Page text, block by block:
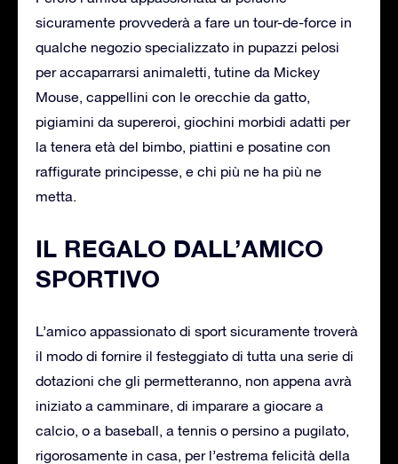
sicuramente provvederà a fare un tour-de-force in
qualche negozio specializzato in pupazzi pelosi
per accaparrarsi animaletti, tutine da Mickey
Mouse, cappellini con le orecchie da gatto,
pigiamini da supereroi, giochini morbidi adatti per
la tenera età del bimbo, piattini e posatine con
raffigurate principesse, e chi più ne ha più ne
metta.
IL REGALO DALL’AMICO
SPORTIVO
L’amico appassionato di sport sicuramente troverà
il modo di fornire il festeggiato di tutta una serie di
dotazioni che gli permetteranno, non appena avrà
iniziato a camminare, di imparare a giocare a
calcio, o a baseball, a tennis o persino a pugilato,
rigorosamente in casa, per l’estrema felicità della